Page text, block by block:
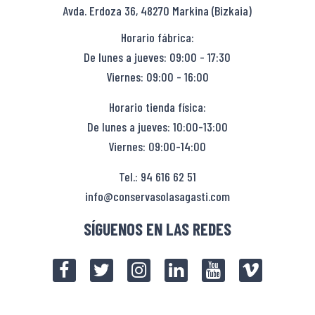
Avda. Erdoza 36, 48270 Markina (Bizkaia)
Horario fábrica:
De lunes a jueves: 09:00 - 17:30
Viernes: 09:00 - 16:00
Horario tienda física:
De lunes a jueves: 10:00-13:00
Viernes: 09:00-14:00
Tel.: 94 616 62 51
info@conservasolasagasti.com
SÍGUENOS EN LAS REDES